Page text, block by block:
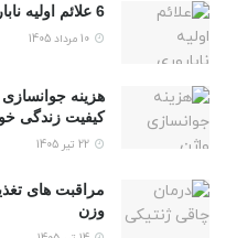
6 علائم اولیه ناباروری که نباید نادیده بگیرید
هزینه
کیفیت زندگی
مراقبت های
وزن